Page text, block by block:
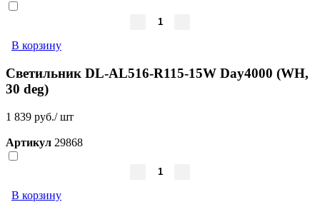
В корзину
Светильник DL-AL516-R115-15W Day4000 (WH,
30 deg)
1 839 руб./ шт
Артикул 29868
В корзину